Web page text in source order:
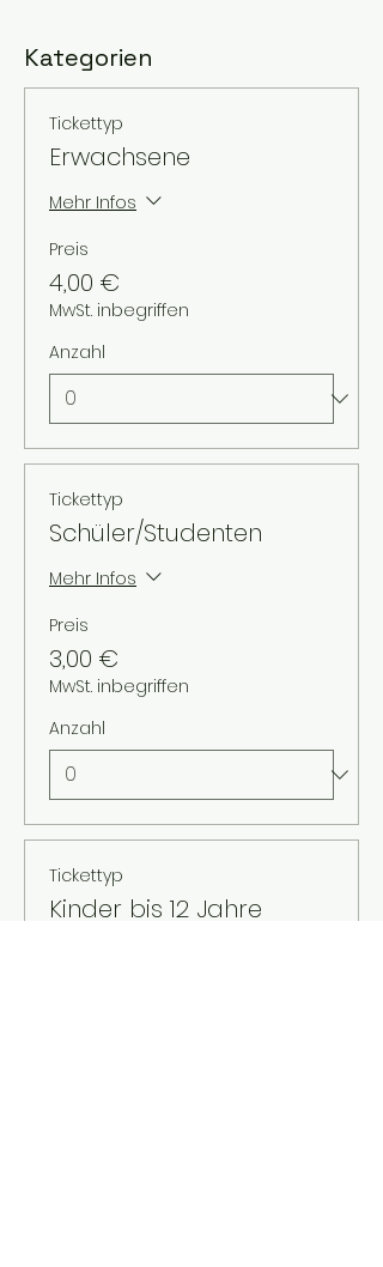
Kategorien
Tickettyp
Erwachsene
Mehr Infos
Preis
4,00 €
MwSt. inbegriffen
Anzahl
Tickettyp
Schüler/Studenten
Mehr Infos
Preis
3,00 €
MwSt. inbegriffen
Anzahl
Tickettyp
Kinder bis 12 Jahre